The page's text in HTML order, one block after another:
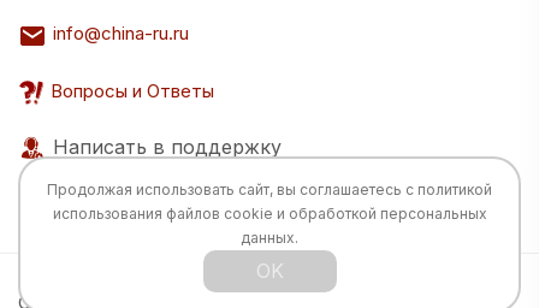
info@china-ru.ru
Вопросы и Ответы
Написать в поддержку
Все права защищены © 2026 Разработка:
China
Продолжая использовать сайт, вы соглашаетесь с политикой
использования файлов cookie и обработкой персональных
данных.
OK